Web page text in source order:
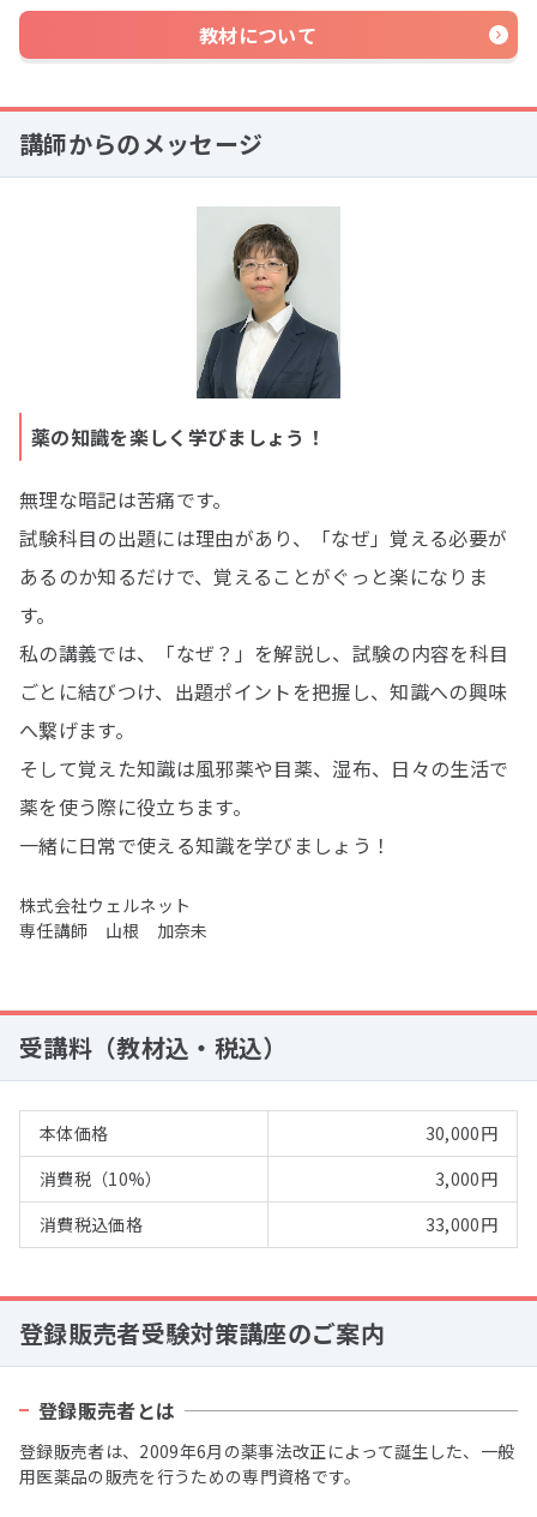
教材について
講師からのメッセージ
薬の知識を楽しく学びましょう！
無理な暗記は苦痛です。
試験科目の出題には理由があり、「なぜ」覚える必要が
あるのか知るだけで、覚えることがぐっと楽になりま
す。
私の講義では、「なぜ？」を解説し、試験の内容を科目
ごとに結びつけ、出題ポイントを把握し、知識への興味
へ繋げます。
そして覚えた知識は風邪薬や目薬、湿布、日々の生活で
薬を使う際に役立ちます。
一緒に日常で使える知識を学びましょう！
株式会社ウェルネット
専任講師 山根 加奈未
受講料（教材込・税込）
本体価格
30,000円
消費税（10%）
3,000円
消費税込価格
33,000円
登録販売者受験対策講座のご案内
登録販売者とは
登録販売者は、2009年6月の薬事法改正によって誕生した、一般
用医薬品の販売を行うための専門資格です。